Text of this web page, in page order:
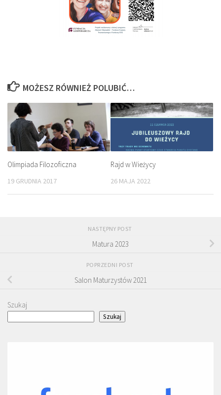
MOŻESZ RÓWNIEŻ POLUBIĆ…
Olimpiada Filozoficzna
19 GRUDNIA 2017
Rajd w Wieżycy
26 MAJA 2022
NASTĘPNY POST
Matura 2023
POPRZEDNI POST
Salon Maturzystów 2021
Szukaj
Szukaj